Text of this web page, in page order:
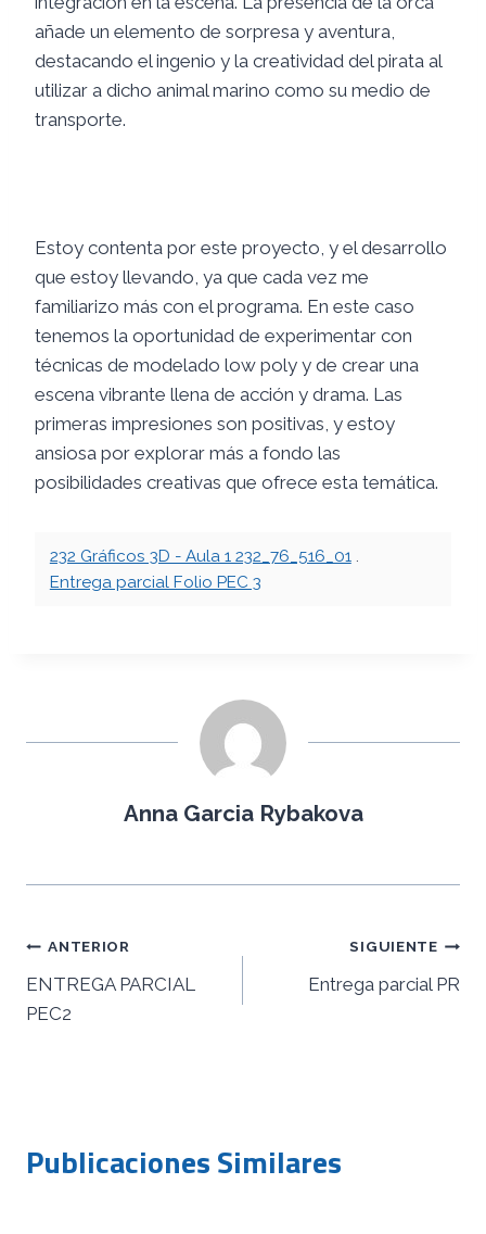
añade un elemento de sorpresa y aventura,
destacando el ingenio y la creatividad del pirata al
utilizar a dicho animal marino como su medio de
transporte.
Estoy contenta por este proyecto, y el desarrollo
que estoy llevando, ya que cada vez me
familiarizo más con el programa. En este caso
tenemos la oportunidad de experimentar con
técnicas de modelado low poly y de crear una
escena vibrante llena de acción y drama. Las
primeras impresiones son positivas, y estoy
ansiosa por explorar más a fondo las
posibilidades creativas que ofrece esta temática.
232 Gráficos 3D - Aula 1 232_76_516_01 .
Entrega parcial Folio PEC 3
Anna Garcia Rybakova
Navegación
de
ANTERIOR
ENTREGA PARCIAL
PEC2
SIGUIENTE
Entrega parcial PR
Publicaciones Similares